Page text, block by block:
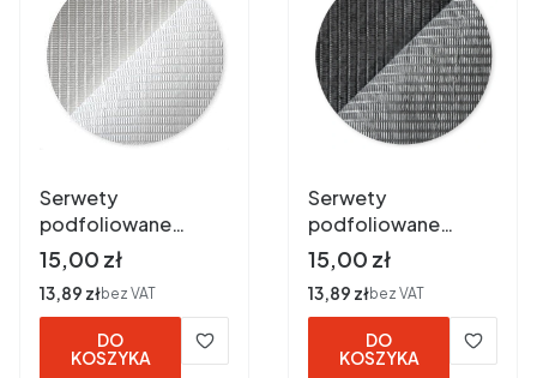
Serwety
podfoliowane
33x44 cm a 50 szt.
BIAŁE
Cena
15,00 zł
Cena
13,89 złbez VAT
DO
KOSZYKA
Serwety
podfoliowane
33x44 cm a 50 szt.
CZARNE
Cena
15,00 zł
Cena
13,89 złbez VAT
DO
KOSZYKA